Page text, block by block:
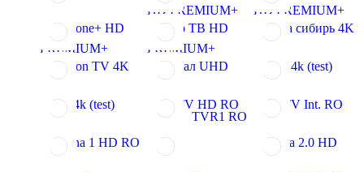
HD PREMIUM+
HD PREMIUM+
KidZone+ HD
PREMIUM+
Кино ТВ HD
PREMIUM+
Наша сибирь 4K
Fashion TV 4K Сериал UHD Nasa 4k (test)
One 4k (test) Pro TV HD RO Pro TV Int. RO
Antena 1 HD RO
TVR1 RO
Наука 2.0 HD